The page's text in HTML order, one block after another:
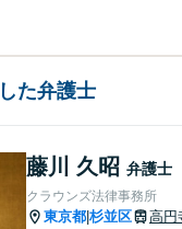
た弁護士
藤川 久昭 弁護士
クラウンズ法律事務所
東京都 杉並区 高円